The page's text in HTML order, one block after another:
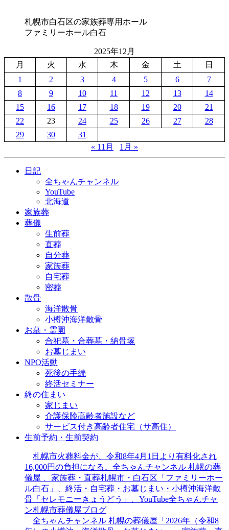
札幌市白石区の家族葬専用ホール
ファミリーホール白石
2025年12月
月
火 水 木 金 土
日
1
2 3 4 5 6
7
8
9 10 11 12 13
14
15
16 17 18 19 20
21
22
23 24 25 26 27
28
29
30
31
« 11月
1月 »
日記
全ちゃんチャンネル
YouTube
北海道
家族葬
葬儀
生前葬
直葬
自分葬
家族葬
自宅葬
密葬
散骨
海洋散骨
小樽沖海洋散骨
お墓・霊園
合祀墓・合葬墓・納骨塚
お墓じまい
NPO活動
死後の手続
終活セミナー
終の住まい
家じまい
介護保険高齢者施設など
サービス付き高齢者住宅（サ高住）
生前予約・生前契約
札幌市火葬料金が、令和8年4月1日より有料化され
16,000円の負担になる。全ちゃんチャンネル 札幌の葬
儀屋 、家族葬・直葬札幌市・白石区「ファミリーホー
ル白石」、終活・自宅葬・お墓じまい・小樽沖海洋散
骨「セレモニーきょうどう」、YouTube全ちゃんチャ
ン札幌市葬儀屋ブログ
全ちゃんチャンネル 札幌の葬儀屋「2026年（令和8